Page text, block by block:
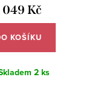
049 Kč
KOŠÍKU
2 ks